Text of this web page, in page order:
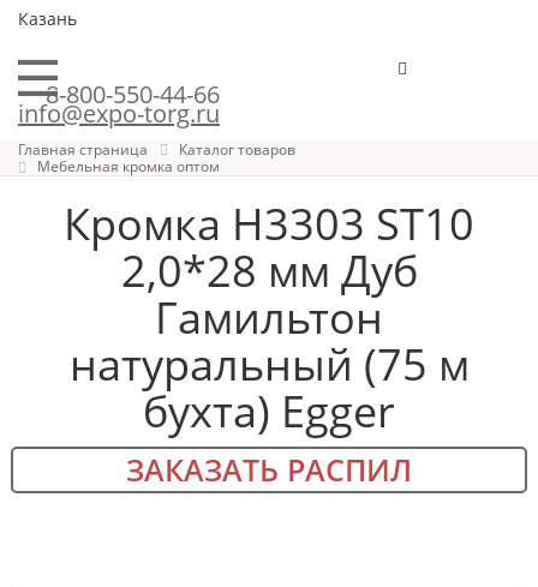
Казань
8-800-550-44-66
info@expo-torg.ru
Главная страница
Каталог товаров
Мебельная кромка оптом
Кромка H3303 ST10
2,0*28 мм Дуб
Гамильтон
натуральный (75 м
бухта) Egger
ЗАКАЗАТЬ РАСПИЛ